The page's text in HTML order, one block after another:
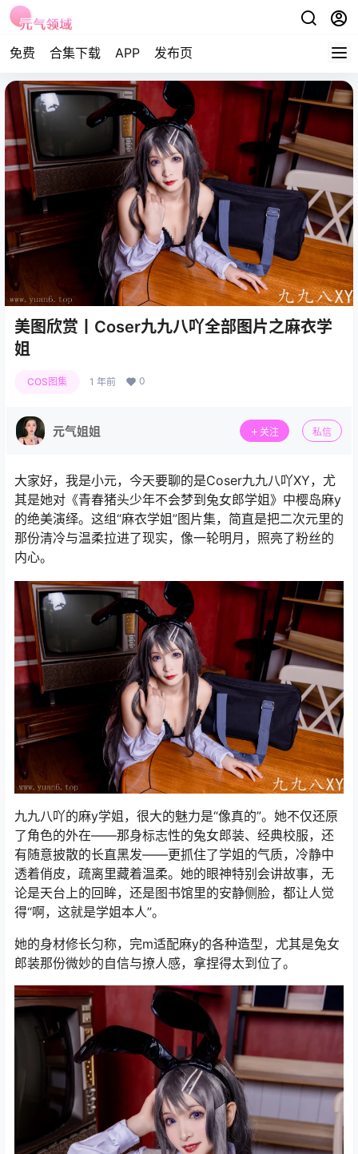
免费 合集下载 APP 发布页
美图欣赏丨Coser九九八吖全部图片之麻衣学
姐
COS图集 1 年前 0
元气姐姐 关注 私信
大家好，我是小元，今天要聊的是Coser九九八吖XY，尤
其是她对《青春猪头少年不会梦到兔女郎学姐》中樱岛麻y
的绝美演绎。这组“麻衣学姐”图片集，简直是把二次元里的
那份清冷与温柔拉进了现实，像一轮明月，照亮了粉丝的
内心。
九九八吖的麻y学姐，很大的魅力是“像真的”。她不仅还原
了角色的外在——那身标志性的兔女郎装、经典校服，还
有随意披散的长直黑发——更抓住了学姐的气质，冷静中
透着俏皮，疏离里藏着温柔。她的眼神特别会讲故事，无
论是天台上的回眸，还是图书馆里的安静侧脸，都让人觉
得“啊，这就是学姐本人”。
她的身材修长匀称，完m适配麻y的各种造型，尤其是兔女
郎装那份微妙的自信与撩人感，拿捏得太到位了。